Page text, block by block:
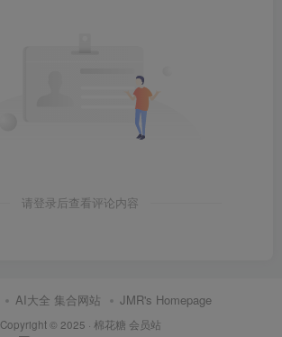
请登录后查看评论内容
AI大全 集合网站 JMR's Homepage
Copyright © 2025 · 棉花糖 会员站